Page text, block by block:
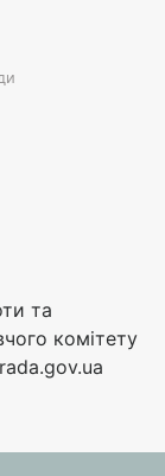
та
комітету